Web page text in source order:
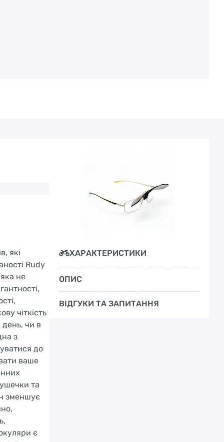
які
Rudy
не
чіткість
день, чи в
з
до
ваше
та
зменшує
є
ХАРАКТЕРИСТИКИ
ОПИС
ВІДГУКИ ТА ЗАПИТАННЯ